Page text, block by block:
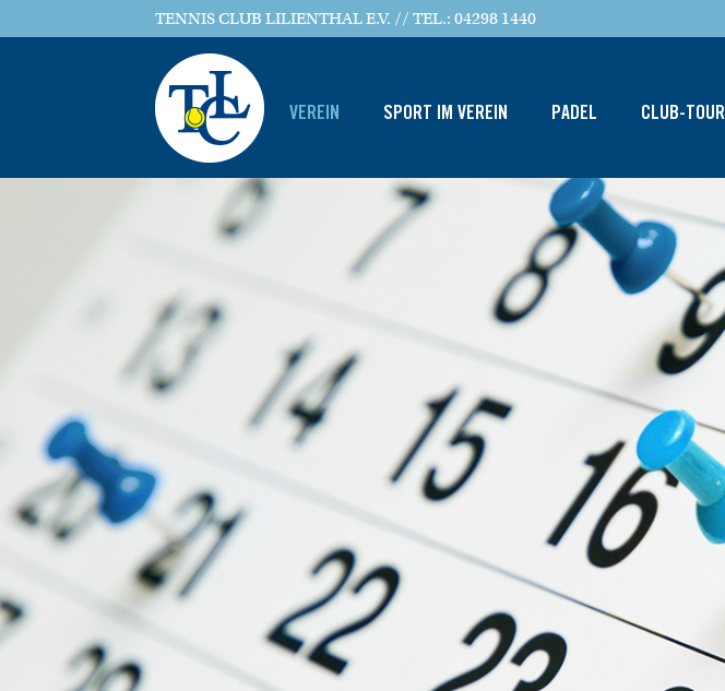
TENNIS CLUB LILIENTHAL E.V. // TEL.: 04298 1440
VEREIN SPORT IM VEREIN PADEL CLUB-TOUR